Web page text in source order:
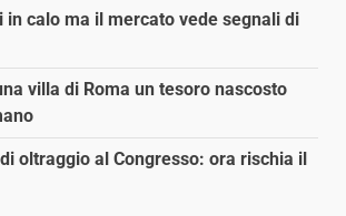
in calo ma il mercato vede segnali di
villa di Roma un tesoro nascosto
oltraggio al Congresso: ora rischia il